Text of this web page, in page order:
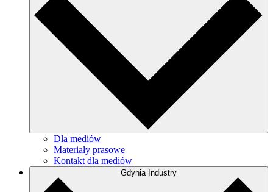
Dla mediów
Materiały prasowe
Kontakt dla mediów
Gdynia Industry